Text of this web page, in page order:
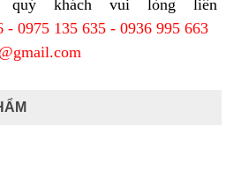
khách vui lòng liên
- 0975 135 635 - 0936 995 663